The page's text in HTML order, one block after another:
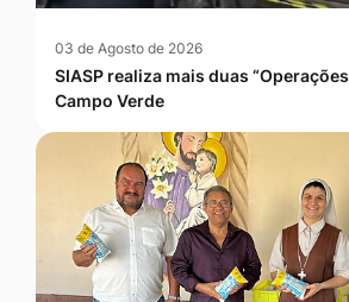
03 de Agosto de 2026
SIASP realiza mais duas
Campo Verde